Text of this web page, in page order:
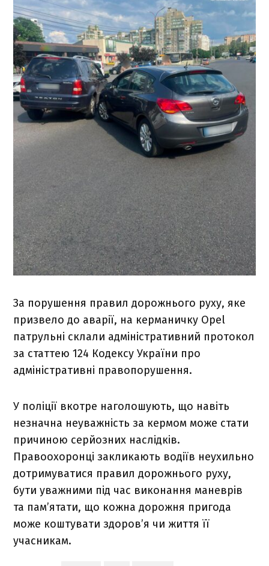
За порушення правил дорожнього руху, яке
призвело до аварії, на керманичку Opel
патрульні склали адміністративний протокол
за статтею 124 Кодексу України про
адміністративні правопорушення.
У поліції вкотре наголошують, що навіть
незначна неуважність за кермом може стати
причиною серйозних наслідків.
Правоохоронці закликають водіїв неухильно
дотримуватися правил дорожнього руху,
бути уважними під час виконання маневрів
та пам’ятати, що кожна дорожня пригода
може коштувати здоров’я чи життя її
учасникам.